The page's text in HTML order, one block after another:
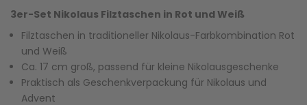
3er-Set Nikolaus Filztaschen in Rot und Weiß
Filztaschen in traditioneller Nikolaus-Farbkombination Rot
und Weiß
Ca. 17 cm groß, passend für kleine Nikolausgeschenke
Praktisch als Geschenkverpackung für Nikolaus und
Advent